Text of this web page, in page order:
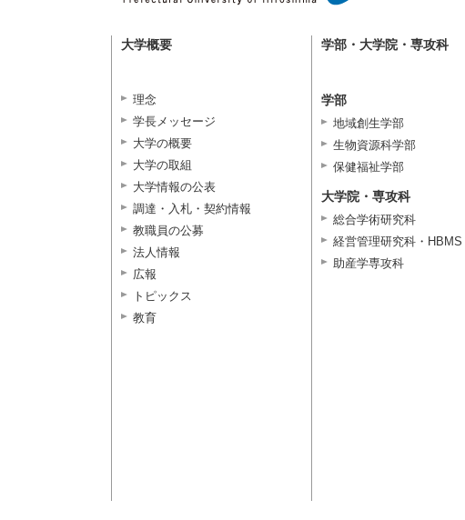
大学概要
理念
学長メッセージ
大学の概要
大学の取組
大学情報の公表
調達・入札・契約情報
教職員の公募
法人情報
広報
トピックス
教育
学部・大学院・専攻科
学部
地域創生学部
生物資源科学部
保健福祉学部
大学院・専攻科
総合学術研究科
経営管理研究科・HBMS
助産学専攻科